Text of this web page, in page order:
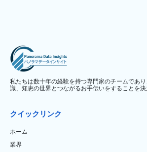
私たちは数十年の経験を持つ専門家のチームであ
識、知恵の世界とつながるお手伝いをすることを決
クイックリンク
ホーム
業界